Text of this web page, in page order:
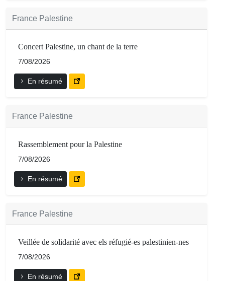
France Palestine
Concert Palestine, un chant de la terre
7/08/2026
En résumé
France Palestine
Rassemblement pour la Palestine
7/08/2026
En résumé
France Palestine
Veillée de solidarité avec els réfugié-es palestinien-nes
7/08/2026
En résumé